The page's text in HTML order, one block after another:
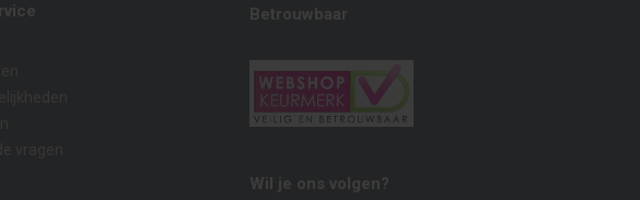
Betrouwbaar
Wil je ons volgen?